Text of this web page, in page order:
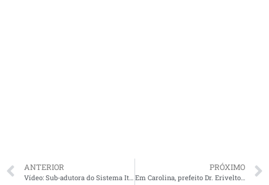
ANTERIOR PRÓXIMO
Em Carolina, prefeito Dr. Erivelton faz entrega de cestas básicas à população